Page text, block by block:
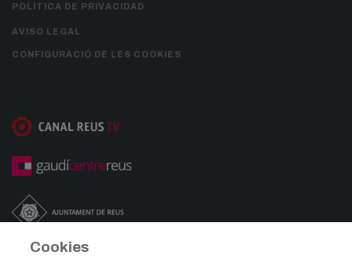
POLÍTICA DE PRIVACIDAD
AVISO LEGAL
CONFIGURACIÓ DE LES COOKIES
Cookies